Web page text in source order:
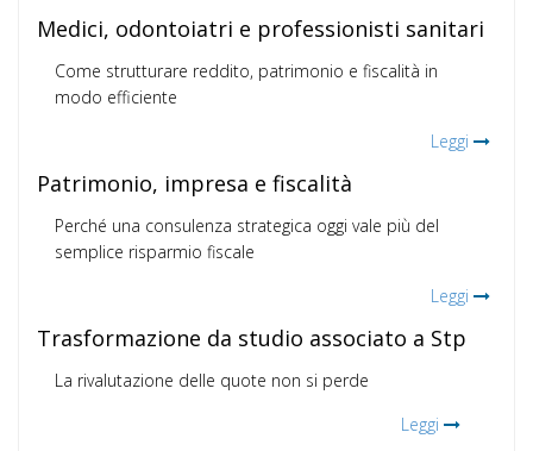
Medici, odontoiatri e professionisti sanitari
Come strutturare reddito, patrimonio e fiscalità in
modo efficiente
Leggi
Patrimonio, impresa e fiscalità
Perché una consulenza strategica oggi vale più del
semplice risparmio fiscale
Leggi
Trasformazione da studio associato a Stp
La rivalutazione delle quote non si perde
Leggi